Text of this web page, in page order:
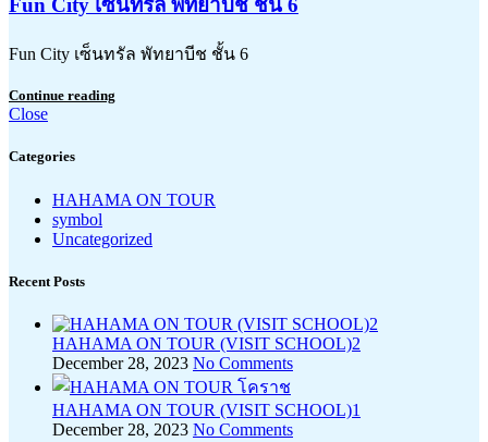
Fun City เซ็นทรัล พัทยาบีช ชั้น 6
Continue reading
Close
Categories
HAHAMA ON TOUR
symbol
Uncategorized
Recent Posts
HAHAMA ON TOUR (VISIT SCHOOL)2
December 28, 2023 No Comments
HAHAMA ON TOUR (VISIT SCHOOL)1
December 28, 2023 No Comments